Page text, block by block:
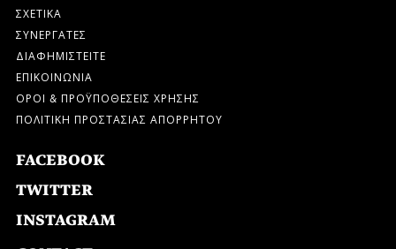
ΣΧΕΤΙΚΑ
ΣΥΝΕΡΓΑΤΕΣ
ΔΙΑΦΗΜΙΣΤΕΙΤΕ
ΕΠΙΚΟΙΝΩΝΙΑ
ΟΡΟΙ & ΠΡΟΫΠΟΘΕΣΕΙΣ ΧΡΗΣΗΣ
ΠΟΛΙΤΙΚΗ ΠΡΟΣΤΑΣΙΑΣ ΑΠΟΡΡΗΤΟΥ
FACEBOOK
TWITTER
INSTAGRAM